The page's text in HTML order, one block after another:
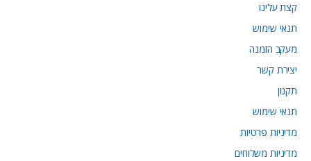
קצת עלינו
תנאי שימוש
מעקב הזמנה
יצירת קשר
תקנון
תנאי שימוש
מדיניות פרטיות
מדיניות משלוחים